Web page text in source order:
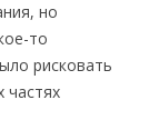
но
то
рисковать
частях